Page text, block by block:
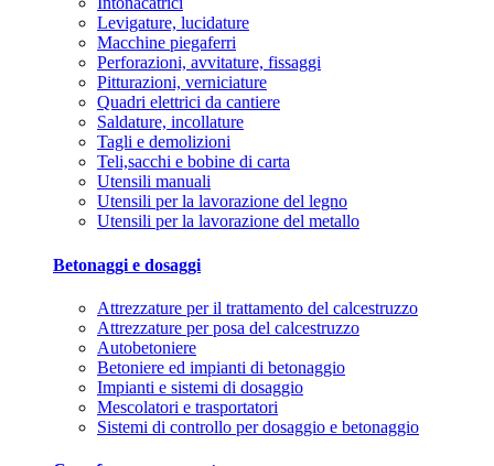
Levigature, lucidature
Macchine piegaferri
Perforazioni, avvitature, fissaggi
Pitturazioni, verniciature
Quadri elettrici da cantiere
Saldature, incollature
Tagli e demolizioni
Teli,sacchi e bobine di carta
Utensili manuali
Utensili per la lavorazione del legno
Utensili per la lavorazione del metallo
Betonaggi e dosaggi
Attrezzature per il trattamento del calcestruzzo
Attrezzature per posa del calcestruzzo
Autobetoniere
Betoniere ed impianti di betonaggio
Impianti e sistemi di dosaggio
Mescolatori e trasportatori
Sistemi di controllo per dosaggio e betonaggio